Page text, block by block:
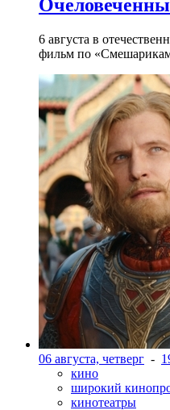
6 августа в
фильм по
06 августа, четверг -
кино
широкий
кинотеатры